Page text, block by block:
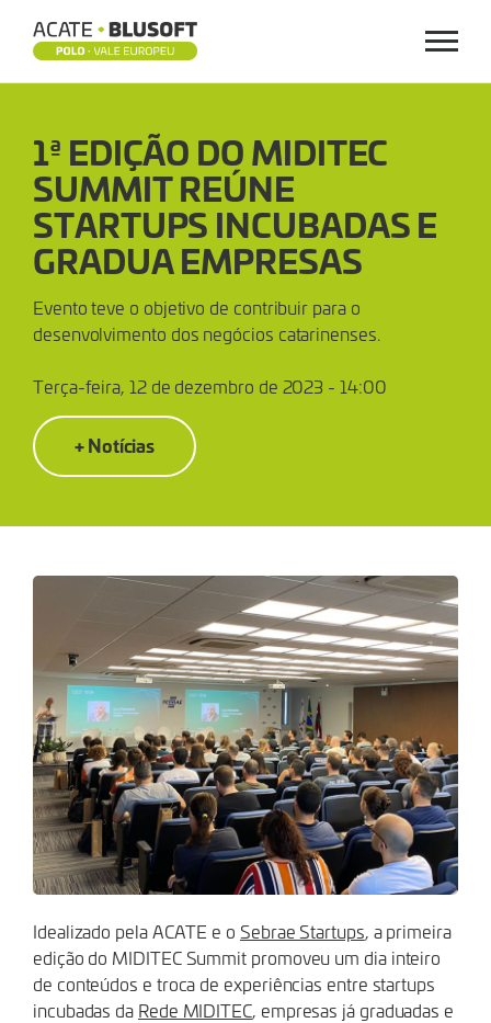
Menu
EDIÇÃO
DO
MIDITEC
SUMMIT
REÚNE
STARTUPS
INCUBADAS
E
GRADUA
EMPRESAS
1ª EDIÇÃO DO MIDITEC
SUMMIT REÚNE
STARTUPS INCUBADAS E
GRADUA EMPRESAS
Evento teve o objetivo de contribuir para o
desenvolvimento dos negócios catarinenses.
Terça-feira, 12 de dezembro de 2023 - 14:00
+ Notícias
Idealizado pela ACATE e o Sebrae Startups, a primeira
edição do MIDITEC Summit promoveu um dia inteiro
de conteúdos e troca de experiências entre startups
incubadas da Rede MIDITEC, empresas já graduadas e